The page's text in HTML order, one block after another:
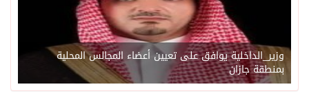
وزير_الداخلية يوافق على تعيين أعضاء المجالس المحلية
بمنطقة جازان